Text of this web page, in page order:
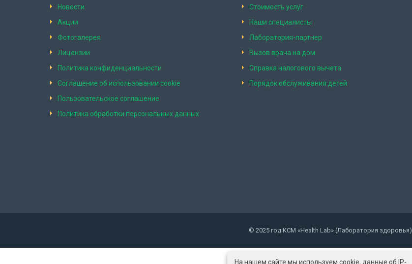
Новости
Акции
Фотогалерея
Лицензии
Политика конфиденциальности
Соглашение об использовании cookie
Пользовательское соглашение
Политика обработки персональных данных
Стоимость услуг
Наши специалисты
Лаборатория-партнер
Вызов врача на дом
Справка налогового вычета
Порядок обслуживания детей
© 2025 год КСМ «Health Lab» (Лаборатория здоровья)
На нашем сайте мы используем cookie, данные об IP-